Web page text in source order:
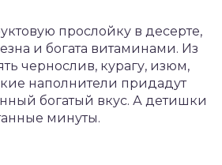
прослойку в десерте,
и богата витаминами. Из
чернослив, курагу, изюм,
наполнители придадут
богатый вкус. А детишки
минуты.